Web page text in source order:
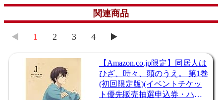
関連商品
◀️ 1 2 3 4 ▶️
【Amazon.co.jp限定】同居人は
ひざ、時々、頭のうえ。 第3巻
(初回限定版)(ハルの限定グッ
ズ封入)(全3巻購入特典:「収納